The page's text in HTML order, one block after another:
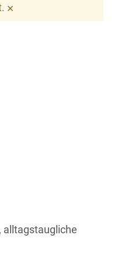
×
alltagstaugliche